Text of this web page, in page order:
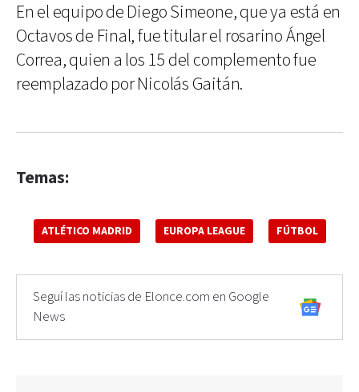
En el equipo de Diego Simeone, que ya está en
Octavos de Final, fue titular el rosarino Ángel
Correa, quien a los 15 del complemento fue
reemplazado por Nicolás Gaitán.
Temas:
ATLÉTICO MADRID EUROPA LEAGUE FÚTBOL
Seguí las noticias de Elonce.com en Google
News